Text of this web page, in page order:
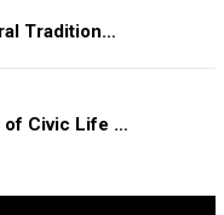
Tradition…
of Civic Life …